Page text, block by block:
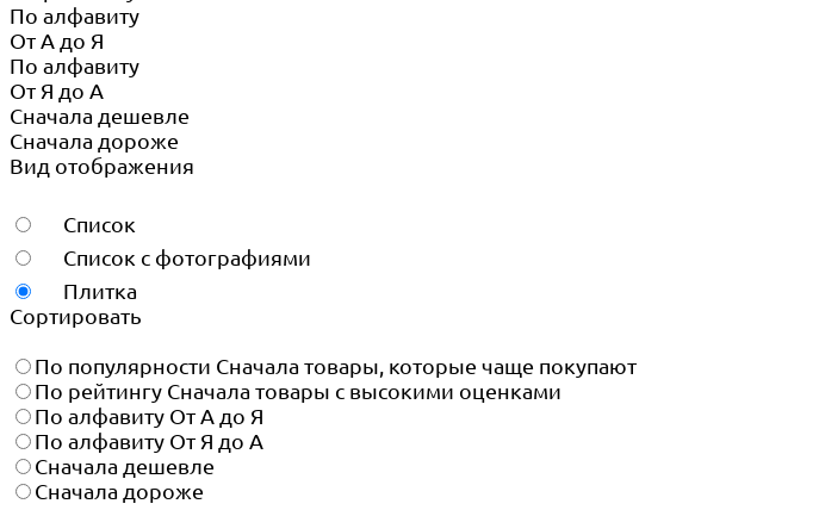
По алфавиту
От А до Я
По алфавиту
От Я до А
Сначала дешевле
Сначала дороже
Вид отображения
Список
Список с фотографиями
Плитка
Сортировать
По популярности Сначала товары, которые чаще покупают
По рейтингу Сначала товары с высокими оценками
По алфавиту От А до Я
По алфавиту От Я до А
Сначала дешевле
Сначала дороже